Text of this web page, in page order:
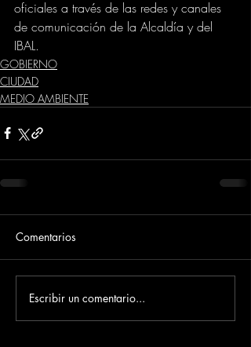
oficiales a través de las redes y canales
de comunicación de la Alcaldía y del
IBAL.
GOBIERNO
CIUDAD
MEDIO AMBIENTE
Comentarios
Escribir un comentario...